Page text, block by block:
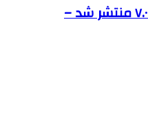
وردپرس فارسی نگارش ۷.۰ منتشر شد –